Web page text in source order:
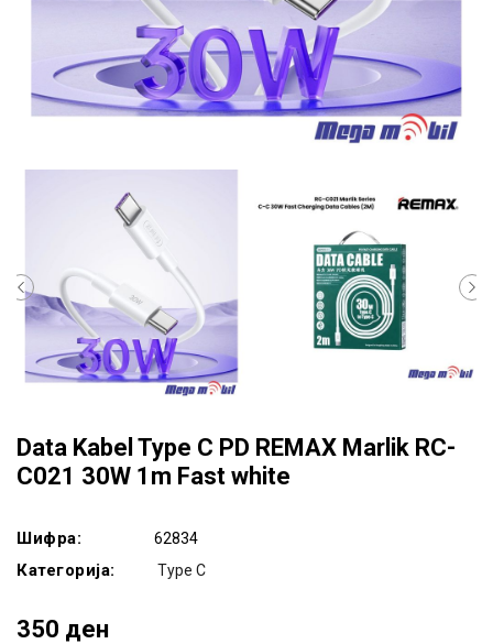
Data Kabel Type C PD REMAX Marlik RC-
C021 30W 1m Fast white
Шифра: 62834
Категорија: Type C
350 ден